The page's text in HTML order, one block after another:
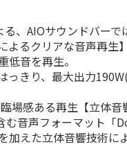
、AIOサウンドバーで
るクリアな音声再生】
音を再生。
きり、最大出力
感ある再生【立体音
音声フォーマット「
えた立体音響技術に